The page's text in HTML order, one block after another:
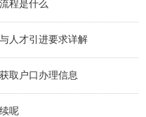
程是什么
人才引进要求详解
取户口办理信息
呢